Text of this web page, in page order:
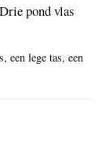
pond vlas
een lege tas, een